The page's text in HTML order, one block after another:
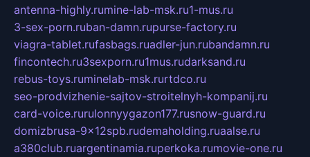
antenna-highly.rumine-lab-msk.ru1-mus.ru
3-sex-porn.ruban-damn.rupurse-factory.ru
viagra-tablet.rufasbags.ruadler-jun.rubandamn.ru
fincontech.ru3sexporn.ru1mus.rudarksand.ru
rebus-toys.ruminelab-msk.rurtdco.ru
seo-prodvizhenie-sajtov-stroitelnyh-kompanij.ru
card-voice.rurulonnyygazon177.rusnow-guard.ru
domizbrusa-9x12spb.rudemaholding.ruaalse.ru
a380club.ruargentinamia.ruperkoka.rumovie-one.ru